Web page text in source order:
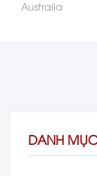
Australia
DANH